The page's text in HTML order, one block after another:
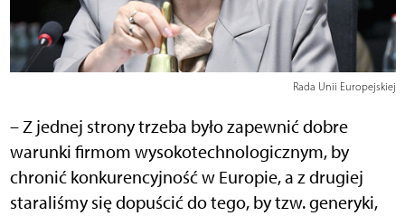
Rada Unii Europejskiej
– Z jednej strony trzeba było zapewnić dobre
warunki firmom wysokotechnologicznym, by
chronić konkurencyjność w Europie, a z drugiej
staraliśmy się dopuścić do tego, by tzw. generyki,